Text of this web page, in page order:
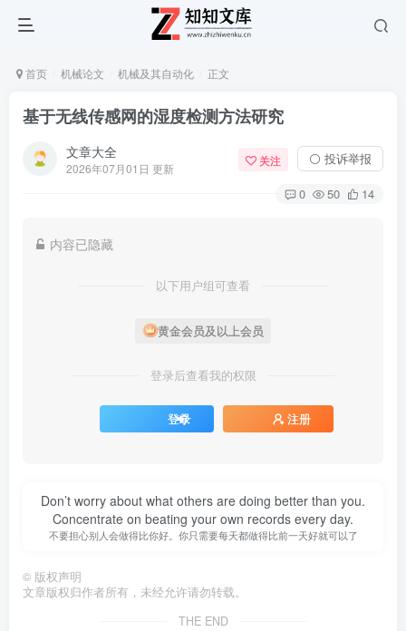
首页 机械论文 机械及其自动化 正文
基于无线传感网的湿度检测方法研究
文章大全
2026年07月01日 更新
关注 ⚪ 投诉举报
0 50 14
内容已隐藏
以下用户组可查看
黄金会员及以上会员
登录后查看我的权限
登录 注册
Don’t worry about what others are doing better than you.
Concentrate on beating your own records every day.
不要担心别人会做得比你好。你只需要每天都做得比前一天好就可以了
© 版权声明
文章版权归作者所有，未经允许请勿转载。
THE END